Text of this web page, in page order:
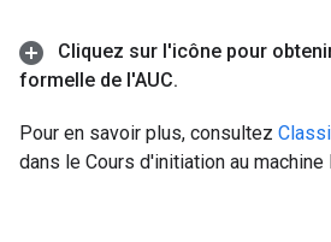
Cliquez sur l'icône pour
formelle de l'AUC.
Pour en savoir plus, consultez
dans le Cours d'initiation au machine